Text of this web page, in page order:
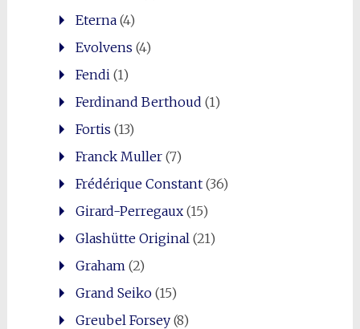
Eterna(4)
Evolvens (4)
Fendi (1)
Ferdinand Berthoud (1)
Fortis (13)
Franck Muller(7)
Frédérique Constant(36)
Girard-Perregaux(15)
Glashütte Original (21)
Graham (2)
Grand Seiko(15)
Greubel Forsey(8)